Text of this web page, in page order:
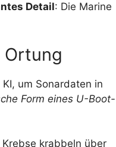
Detail: Die Marine
Ortung
um Sonardaten in
Form eines U-Boot-
krabbeln über